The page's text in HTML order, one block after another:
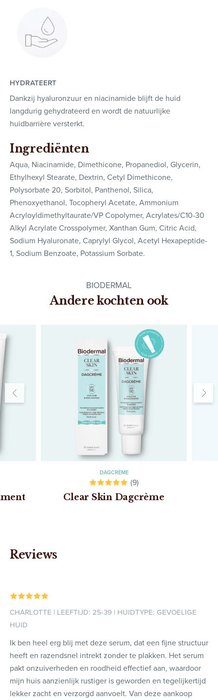
HYDRATEERT
Dankzij hyaluronzuur en niacinamide blijft de huid
langdurig gehydrateerd en wordt de natuurlijke
huidbarrière versterkt.
Ingrediënten
Aqua, Niacinamide, Dimethicone, Propanediol, Glycerin,
Ethylhexyl Stearate, Dextrin, Cetyl Dimethicone,
Polysorbate 20, Sorbitol, Panthenol, Silica,
Phenoxyethanol, Tocopheryl Acetate, Ammonium
Acryloyldimethyltaurate/VP Copolymer, Acrylates/C10-30
Alkyl Acrylate Crosspolymer, Xanthan Gum, Citric Acid,
Sodium Hyaluronate, Caprylyl Glycol, Acetyl Hexapeptide-
1, Sodium Benzoate, Potassium Sorbate.
BIODERMAL
Andere kochten ook
DAGCRÈME
(9)
Clear Skin Dagcrème
Reviews
CHARLOTTE | LEEFTIJD: 25-39 | HUIDTYPE: GEVOELIGE
HUID
Ik ben heel erg blij met deze serum, dat een fijne structuur
heeft en razendsnel intrekt zonder te plakken. Het serum
pakt onzuiverheden en roodheid effectief aan, waardoor
mijn huis aanzienlijk rustiger is geworden en tegelijkertijd
lekker zacht en verzorgd aanvoelt. Van deze aankoop